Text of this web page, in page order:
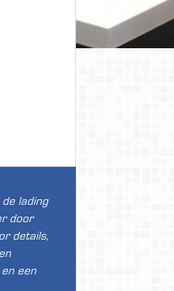
lading
door
details,
een